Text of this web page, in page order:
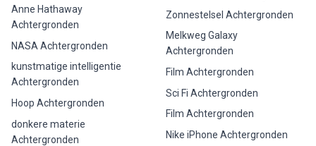
Anne Hathaway
Achtergronden
NASA Achtergronden
kunstmatige intelligentie
Achtergronden
Hoop Achtergronden
donkere materie
Achtergronden
Zonnestelsel Achtergronden
Melkweg Galaxy
Achtergronden
Film Achtergronden
Sci Fi Achtergronden
Film Achtergronden
Nike iPhone Achtergronden